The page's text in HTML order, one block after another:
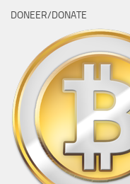
DONEER/DONATE